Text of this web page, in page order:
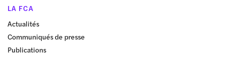
LA FCA
Actualités
Communiqués de presse
Publications